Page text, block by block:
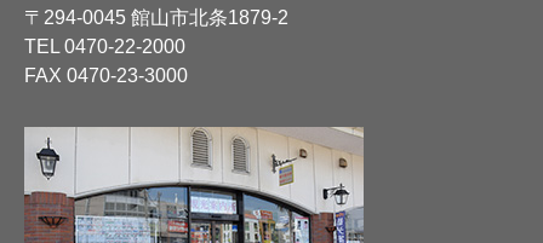
〒294-0045 館山市北条1879-2
TEL 0470-22-2000
FAX 0470-23-3000